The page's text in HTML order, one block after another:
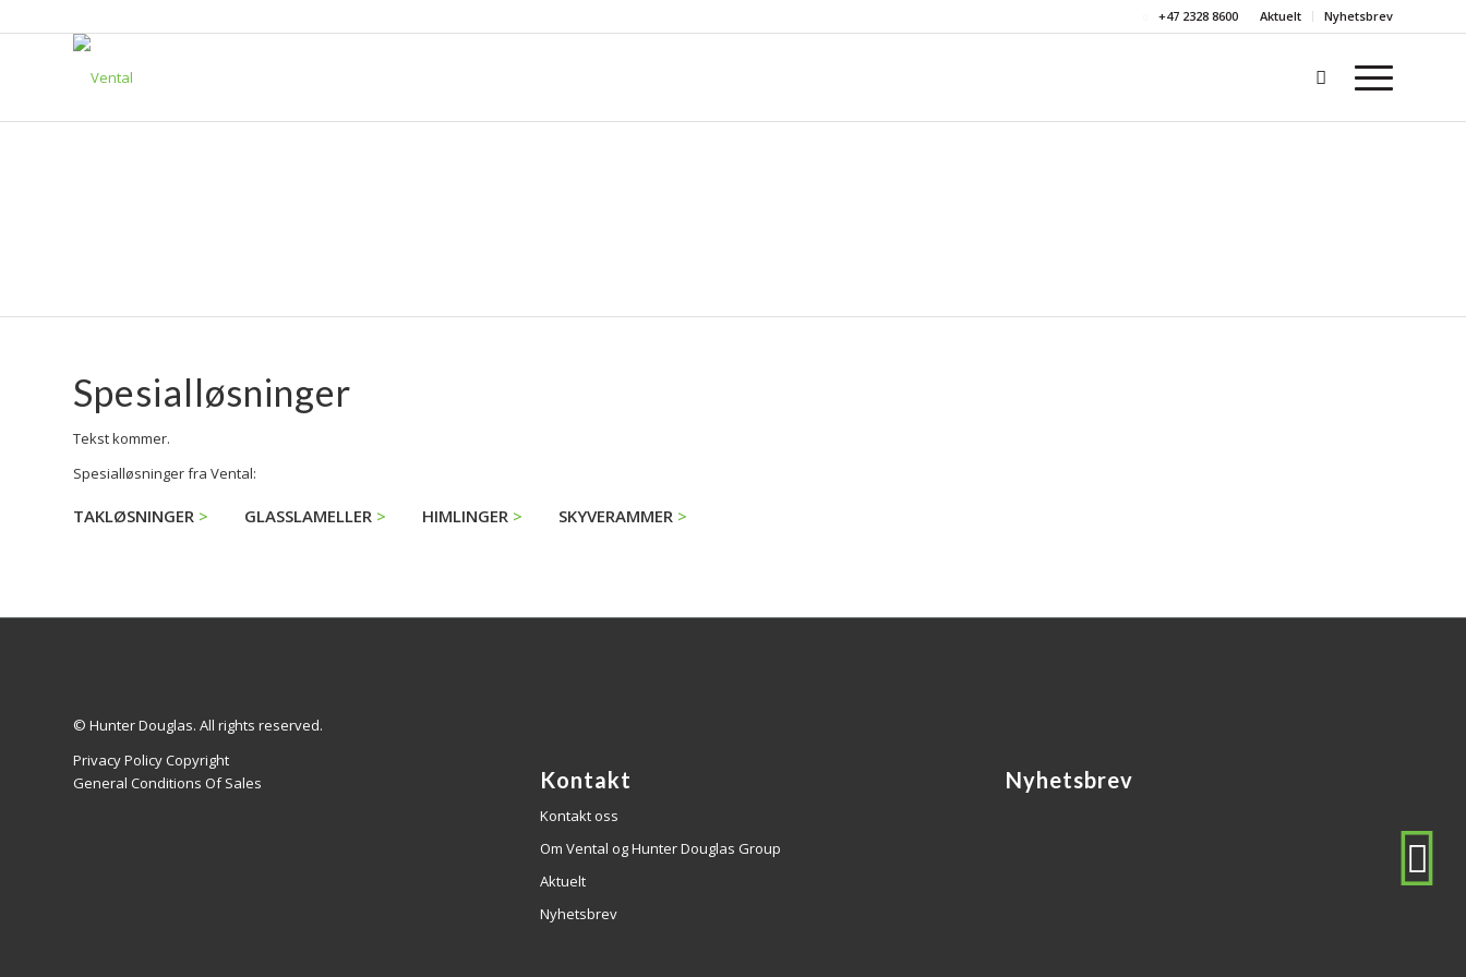
Aktuelt Nyhetsbrev
+47 2328 8600
Spesialløsninger
Tekst kommer.
Spesialløsninger fra Vental:
TAKLØSNINGER GLASSLAMELLER HIMLINGER SKYVERAMMER
© Hunter Douglas. All rights reserved.
Privacy Policy Copyright
General Conditions Of Sales
Kontakt
Kontakt oss
Om Vental og Hunter Douglas Group
Aktuelt
Nyhetsbrev
Nyhetsbrev